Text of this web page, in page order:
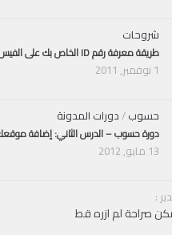
شروحات
طريقة معرفة رقم ID الخاص بك على الفيس بوك
حسوب/دورات المدونة
دورة حسوب – الدرس الثاني: إضافة موقعك
:
لم ازره قط